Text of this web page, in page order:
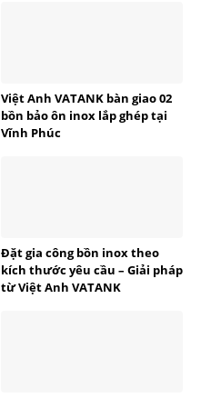
Việt Anh VATANK bàn giao 02
bồn bảo ôn inox lắp ghép tại
Vĩnh Phúc
Đặt gia công bồn inox theo
kích thước yêu cầu – Giải pháp
từ Việt Anh VATANK